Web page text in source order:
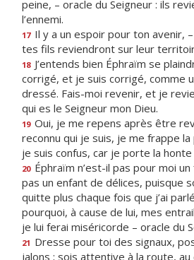
peine, – oracle du Seigneur : ils
l’ennemi.
17 Il y a un espoir pour ton avenir,
tes fils reviendront sur leur
18 J’entends bien Éphraïm se
corrigé, et je suis corrigé, comme
dressé. Fais-moi revenir, et je
qui es le Seigneur mon Dieu.
19 Oui, je me repens après être
reconnu qui je suis, je me frappe
je suis confus, car je porte la
20 Éphraïm n’est-il pas pour moi
pas un enfant de délices, puisque
quitte plus chaque fois que j’ai
pourquoi, à cause de lui, mes
je lui ferai miséricorde – oracle du
21 Dresse pour toi des signaux,
jalons ; sois attentive à la route, au